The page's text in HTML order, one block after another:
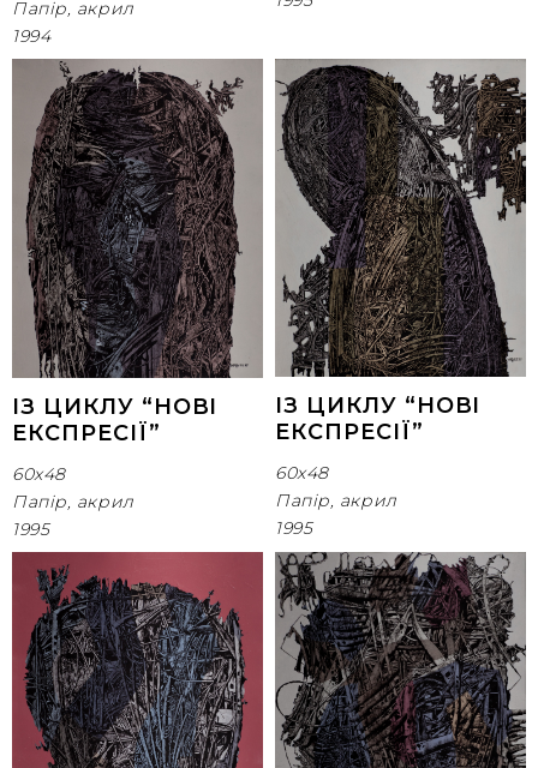
Папір, акрил
1994
ІЗ ЦИКЛУ “НОВІ
ЕКСПРЕСІЇ”
60х48
Папір, акрил
1995
ІЗ ЦИКЛУ “НОВІ
ЕКСПРЕСІЇ”
60х48
Папір, акрил
1995